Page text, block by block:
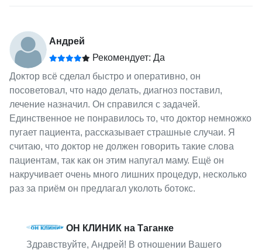
Андрей
Рекомендует: Да
Доктор всё сделал быстро и оперативно, он
посоветовал, что надо делать, диагноз поставил,
лечение назначил. Он справился с задачей.
Единственное не понравилось то, что доктор немножко
пугает пациента, рассказывает страшные случаи. Я
считаю, что доктор не должен говорить такие слова
пациентам, так как он этим напугал маму. Ещё он
накручивает очень много лишних процедур, несколько
раз за приём он предлагал уколоть ботокс.
ОН КЛИНИК на Таганке
Здравствуйте, Андрей! В отношении Вашего